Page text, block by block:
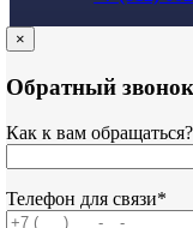
×
Обратный звонок
Как к вам обращаться?
Телефон для связи*